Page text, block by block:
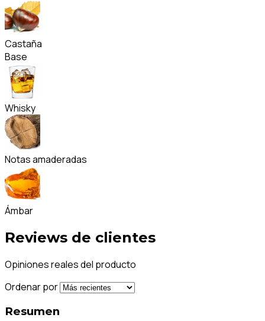
Castaña
Base
Whisky
Notas amaderadas
Ámbar
Reviews de clientes
Opiniones reales del producto
Ordenar por
Resumen